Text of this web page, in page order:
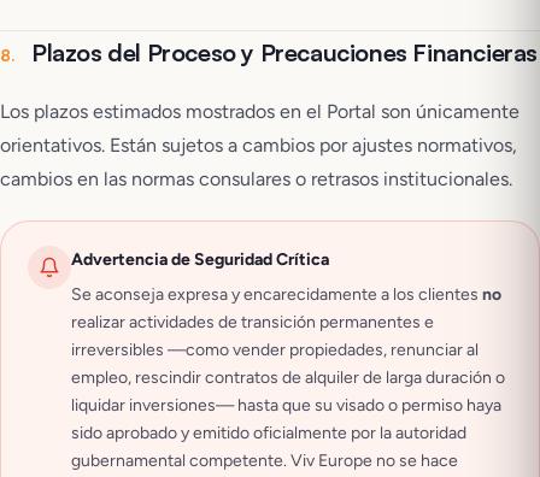
8. Plazos del Proceso y Precauciones Financieras
Los plazos estimados mostrados en el Portal son únicamente
orientativos. Están sujetos a cambios por ajustes normativos,
cambios en las normas consulares o retrasos institucionales.
Advertencia de Seguridad Crítica
Se aconseja expresa y encarecidamente a los clientes no
realizar actividades de transición permanentes e
irreversibles —como vender propiedades, renunciar al
empleo, rescindir contratos de alquiler de larga duración o
liquidar inversiones— hasta que su visado o permiso haya
sido aprobado y emitido oficialmente por la autoridad
gubernamental competente. Viv Europe no se hace